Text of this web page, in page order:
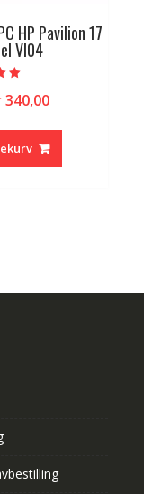
HP Pavilion 17
VI04
340,00Nåværende
kr 340,00.